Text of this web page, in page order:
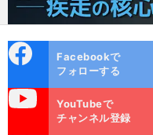
ok
Facebookで
フォローする
YouTubeで
チャンネル登録